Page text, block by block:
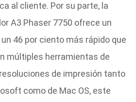
al cliente. Por su parte, la
A3 Phaser 7750 ofrece un
46 por ciento más rápido que
múltiples herramientas de
de impresión tanto
como de Mac OS, este